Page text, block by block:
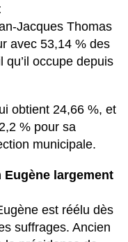
Jacques Thomas
avec 53,14 % des
occupe depuis
obtient 24,66 %, et
% pour sa
municipale.
Eugène largement
est réélu dès
suffrages. Ancien